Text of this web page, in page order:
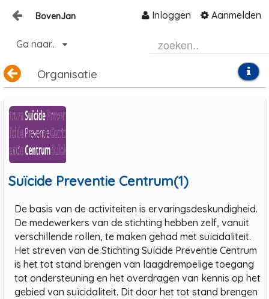
Naar content
Inloggen Aanmelden
BovenJan
Home
Zoeken
Ga naar..
Organisatie
Suïcide Preventie Centrum(1)
De basis van de activiteiten is ervaringsdeskundigheid.
De medewerkers van de stichting hebben zelf, vanuit
verschillende rollen, te maken gehad met suïcidaliteit.
Het streven van de Stichting Suïcide Preventie Centrum
is het tot stand brengen van laagdrempelige toegang
tot ondersteuning en het overdragen van kennis op het
gebied van suïcidaliteit. Dit door het tot stand brengen